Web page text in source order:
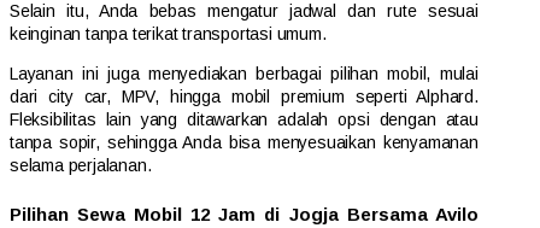
Selain itu, Anda bebas mengatur jadwal dan rute sesuai
keinginan tanpa terikat transportasi umum.
Layanan ini juga menyediakan berbagai pilihan mobil, mulai
dari city car, MPV, hingga mobil premium seperti Alphard.
Fleksibilitas lain yang ditawarkan adalah opsi dengan atau
tanpa sopir, sehingga Anda bisa menyesuaikan kenyamanan
selama perjalanan.
Pilihan Sewa Mobil 12 Jam di Jogja Bersama Avilo